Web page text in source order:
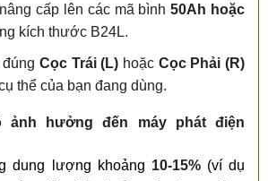
cấp lên các mã bình50Ah hoặc
kích thước B24L.
Cọc Trái (L) hoặc Cọc Phải (R)
thể của bạn đang dùng.
hưởng đến máy phát điện
dung lượng khoảng 10-15%(ví dụ